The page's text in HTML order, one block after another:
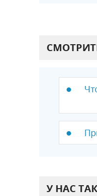
У НАС